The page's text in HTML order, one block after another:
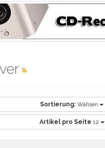
Sortierung: Wählen
Artikel pro Seite 12